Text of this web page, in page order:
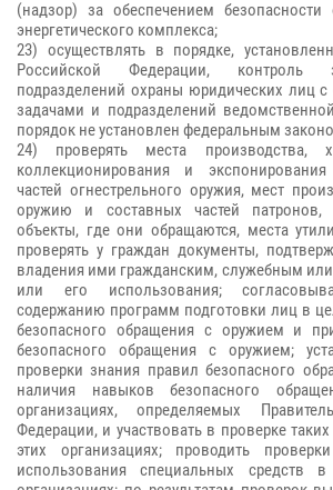
(надзор) за обеспечением безопасности
энергетического комплекса;
23) осуществлять в порядке,
Российской Федерации, контроль
подразделений охраны юридических лиц
задачами и подразделений
порядок не установлен федеральным
24) проверять места производства,
коллекционирования и
частей огнестрельного оружия, мест
оружию и составных частей патронов,
объекты, где они обращаются, места
проверять у граждан документы,
владения ими гражданским, служебным
или его использования;
содержанию программ подготовки лиц в
безопасного обращения с оружием и
безопасного обращения с оружием;
проверки знания правил безопасного
наличия навыков безопасного
организациях, определяемых
Федерации, и участвовать в проверке
этих организациях; проводить
использования специальных средств